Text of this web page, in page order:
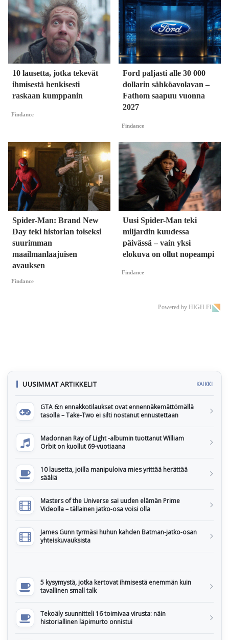
10 lausetta, jotka tekevät
ihmisestä henkisesti
raskaan kumppanin
Findance
Ford paljasti alle 30 000
dollarin sähköavolavan –
Fathom saapuu vuonna
2027
Findance
Spider-Man: Brand New
Day teki historian toiseksi
suurimman
maailmanlaajuisen
avauksen
Findance
Uusi Spider-Man teki
miljardin kuudessa
päivässä – vain yksi
elokuva on ollut nopeampi
Findance
Powered by HIGH.FI
UUSIMMAT ARTIKKELIT KAIKKI
GTA 6:n ennakkotilaukset ovat ennennäkemättömällä
tasolla – Take-Two ei silti nostanut ennustettaan
Madonnan Ray of Light -albumin tuottanut William
Orbit on kuollut 69-vuotiaana
10 lausetta, joilla manipuloiva mies yrittää herättää
sääliä
Masters of the Universe sai uuden elämän Prime
Videolla – tällainen jatko-osa voisi olla
James Gunn tyrmäsi huhun kahden Batman-jatko-osan
yhteiskuvauksista
5 kysymystä, jotka kertovat ihmisestä enemmän kuin
tavallinen small talk
Tekoäly suunnitteli 16 toimivaa virusta: näin
historiallinen läpimurto onnistui